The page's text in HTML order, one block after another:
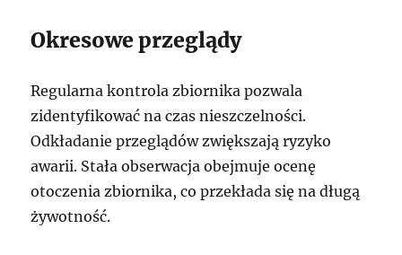
Okresowe przeglądy
Regularna kontrola zbiornika pozwala
zidentyfikować na czas nieszczelności.
Odkładanie przeglądów zwiększają ryzyko
awarii. Stała obserwacja obejmuje ocenę
otoczenia zbiornika, co przekłada się na długą
żywotność.